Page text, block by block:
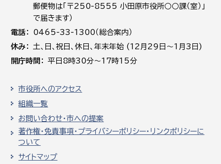
郵便物は「〒250-8555 小田原市役所○○課（室）」
で届きます）
電話
0465-33-1300（総合案内）
休み
土､日､祝日、休日、年末年始 (12月29日～1月3日)
開庁時間
平日8時30分～17時15分
市役所へのアクセス
組織一覧
お問い合わせ・市への提案
著作権・免責事項・プライバシーポリシー・リンクポリシーに
ついて
サイトマップ